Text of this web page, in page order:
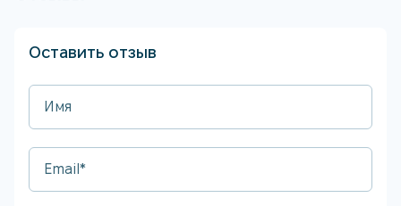
Оставить отзыв